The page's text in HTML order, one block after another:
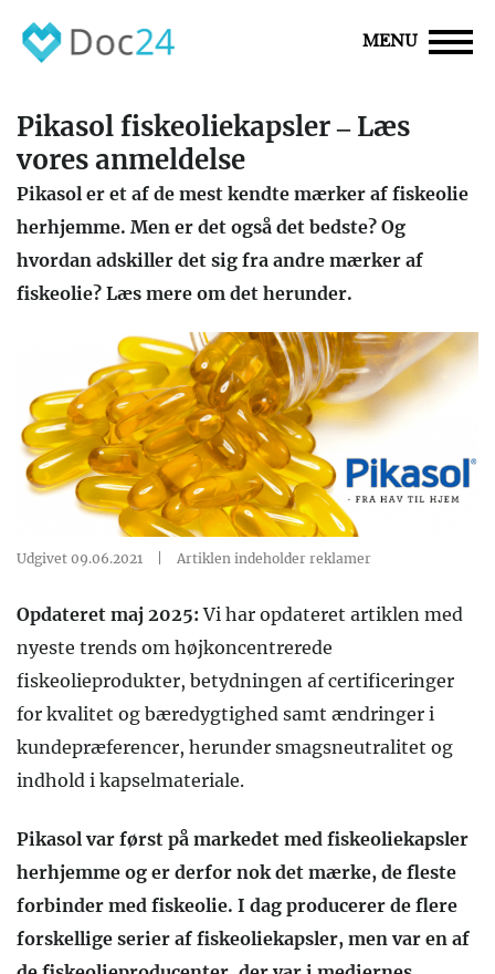
MENU
Pikasol fiskeoliekapsler – Læs
vores anmeldelse
Pikasol er et af de mest kendte mærker af fiskeolie
herhjemme. Men er det også det bedste? Og
hvordan adskiller det sig fra andre mærker af
fiskeolie? Læs mere om det herunder.
Udgivet 09.06.2021 Artiklen indeholder reklamer
Opdateret maj 2025: Vi har opdateret artiklen med
nyeste trends om højkoncentrerede
fiskeolieprodukter, betydningen af certificeringer
for kvalitet og bæredygtighed samt ændringer i
kundepræferencer, herunder smagsneutralitet og
indhold i kapselmateriale.
Pikasol var først på markedet med fiskeoliekapsler
herhjemme og er derfor nok det mærke, de fleste
forbinder med fiskeolie. I dag producerer de flere
forskellige serier af fiskeoliekapsler, men var en af